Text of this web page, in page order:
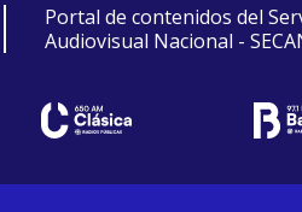
Portal de contenidos del
Audiovisual Nacional -